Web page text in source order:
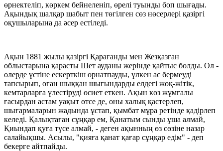
өрнектеліп, көркем бейнеленіп, өрелі туынды боп шығады.
Ақындық шалқар шабыт пен төгілген сөз нөсерлері қазіргі
оқушыларына да әсер естіледі.
Ақын 1881 жылы қазіргі Қарағанды мен Жезқазған
облыстарына қарасты Шет ауданы жерінде қайтыс болды. Ол -
өлерде үстіне ескерткіш орнатпауды, үлкен ас бермеуді
тапсырып, оған шыққан шығындарды елдегі жоқ-жітік,
кемтарларға үлестіруді өсиет еткен. Ақын көз жұмғалы
ғасырдан астам уақыт өтсе де, оны халық қастерлеп,
шығармаларын жадында ұстап, қымбат мұра ретінде қадірлеп
келеді. Қалықтаған сұңқар ем, Қанатым сынды ұша алмай,
Қиындап қуға түсе алмай, - деген ақынның өз сөзіне назар
салайықшы. Асылы, "қияға қанат қағар сұңқар едім" - деп
бекерге айтпайды.